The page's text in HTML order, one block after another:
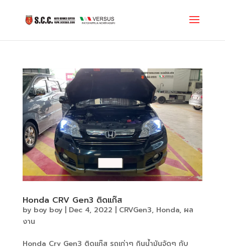
Honda CRV Gen3 ติดแก๊ส
by boy boy| Dec 4, 2022 CRVGen3, Honda, ผล
งาน
Honda Crv Gen3 ติดแก๊ส รถเก่าๆ กินน้ำมันจัดๆ กับ